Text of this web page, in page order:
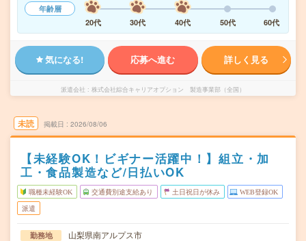
年齢層
20代
30代 40代 50代 60代
気になる! 応募へ進む 詳しく見る
派遣会社 株式会社綜合キャリアオプション 製造事業部（全国）
未読 掲載日 2026/08/06
【未経験OK！ビギナー活躍中！】組立・加
工・食品製造など/日払いOK
職種未経験OK 交通費別途支給あり 土日祝日が休み WEB登録OK
派遣
勤務地 山梨県南アルプス市